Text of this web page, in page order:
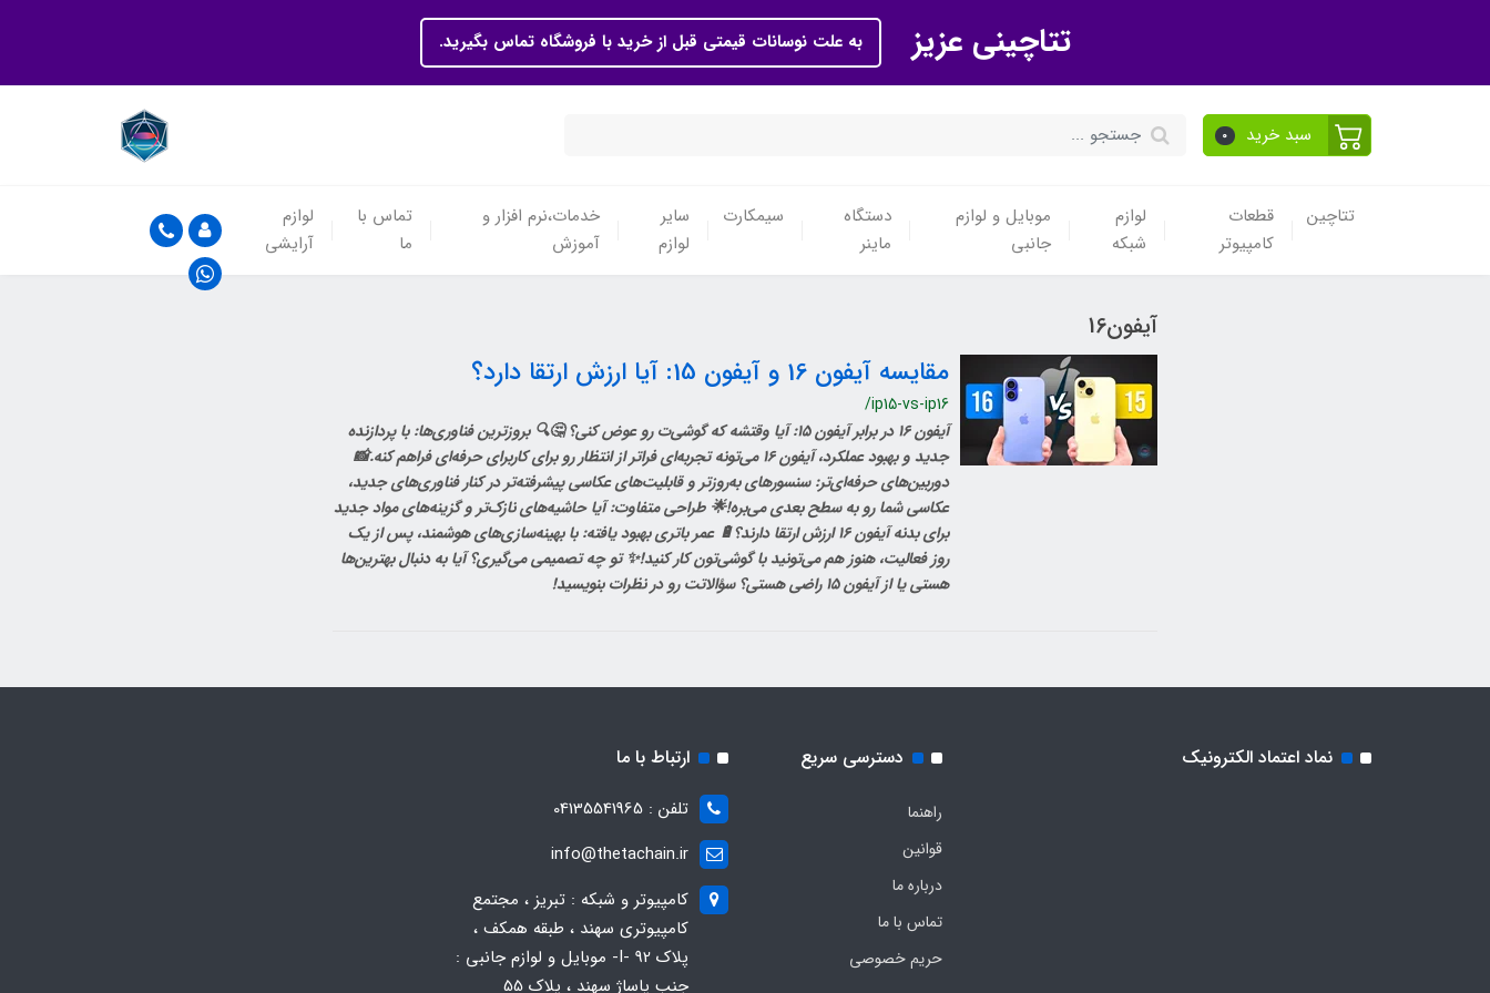
تتاچینی عزیز به علت نوسانات قیمتی قبل از خرید با فروشگاه تماس بگیرید.
سبد خرید 0
تتاچین
قطعات
کامپیوتر
لوازم
شبکه
موبایل و لوازم
جانبی
دستگاه
ماینر
سیمکارت
سایر
لوازم
خدمات،نرم افزار و
آموزش
تماس با
ما
لوازم
آرایشی
آیفون16
مقایسه آیفون 16 و آیفون 15: آیا ارزش ارتقا دارد؟
/ip15-vs-ip16
آیفون 16 در برابر آیفون 15: آیا وقتشه که گوشی‌ت رو عوض کنی؟ 🤔🔍 بروزترین فناوری‌ها: با پردازنده
جدید و بهبود عملکرد، آیفون 16 می‌تونه تجربه‌ای فراتر از انتظار رو برای کاربرای حرفه‌ای فراهم کنه.📸
دوربین‌های حرفه‌ای‌تر: سنسورهای به‌روزتر و قابلیت‌های عکاسی پیشرفته‌تر در کنار فناوری‌های جدید،
عکاسی شما رو به سطح بعدی می‌بره!🌟 طراحی متفاوت: آیا حاشیه‌های نازک‌تر و گزینه‌های مواد جدید
برای بدنه آیفون 16 ارزش ارتقا دارند؟🔋 عمر باتری بهبود یافته: با بهینه‌سازی‌های هوشمند، پس از یک
روز فعالیت، هنوز هم می‌تونید با گوشی‌تون کار کنید!✨ تو چه تصمیمی می‌گیری؟ آیا به دنبال بهترین‌ها
هستی یا از آیفون 15 راضی هستی؟ سؤالاتت رو در نظرات بنویسید!
نماد اعتماد الکترونیک دسترسی سریع
راهنما
قوانین
درباره ما
تماس با ما
حریم خصوصی
ارتباط با ما
تلفن : 04135541965
info@thetachain.ir
کامپیوتر و شبکه : تبریز ، مجتمع
کامپیوتری سهند ، طبقه همکف ،
پلاک 92 -I- موبایل و لوازم جانبی :
جنب پاساژ سهند ، پلاک 55